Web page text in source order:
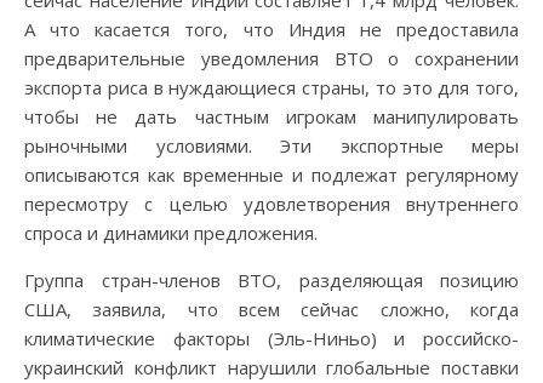
А что касается того, что Индия не предоставила
предварительные уведомления ВТО о сохранении
экспорта риса в нуждающиеся страны, то это для того,
чтобы не дать частным игрокам манипулировать
рыночными условиями. Эти экспортные меры
описываются как временные и подлежат регулярному
пересмотру с целью удовлетворения внутреннего
спроса и динамики предложения.
Группа стран-членов ВТО, разделяющая позицию
США, заявила, что всем сейчас сложно, когда
климатические факторы (Эль-Ниньо) и российско-
украинский конфликт нарушили глобальные поставки